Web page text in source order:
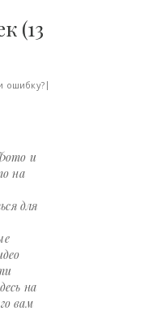
(13
ошибку?
и
на
для
на
вам